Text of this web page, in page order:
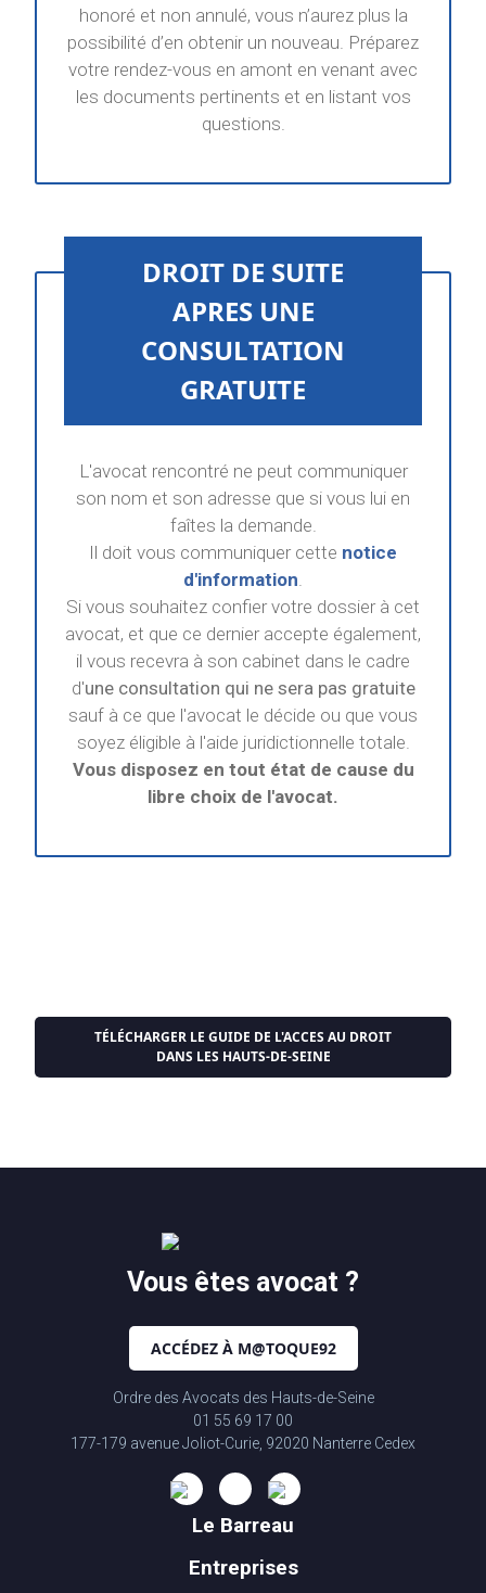
honoré et non annulé, vous n’aurez plus la
possibilité d’en obtenir un nouveau. Préparez
votre rendez-vous en amont en venant avec
les documents pertinents et en listant vos
questions.
DROIT DE SUITE
APRES UNE
CONSULTATION
GRATUITE
L'avocat rencontré ne peut communiquer
son nom et son adresse que si vous lui en
faîtes la demande.
Il doit vous communiquer cette notice
d'information
Si vous souhaitez confier votre dossier à cet
avocat, et que ce dernier accepte également,
il vous recevra à son cabinet dans le cadre
d'une consultation qui ne sera pas gratuite
sauf à ce que l'avocat le décide ou que vous
soyez éligible à l'aide juridictionnelle totale.
Vous disposez en tout état de cause du
libre choix de l'avocat.
TÉLÉCHARGER LE GUIDE DE L'ACCES AU DROIT
DANS LES HAUTS-DE-SEINE
Le Barreau
Entreprises
Vous êtes avocat ?
ACCÉDEZ À M@TOQUE92
Ordre des Avocats des Hauts-de-Seine
01 55 69 17 00
177-179 avenue Joliot-Curie, 92020 Nanterre Cedex